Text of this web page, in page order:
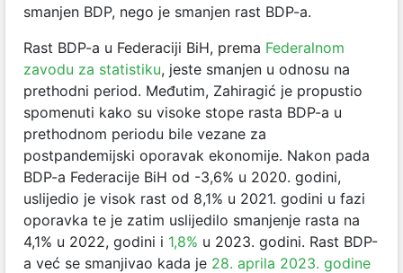
smanjen BDP, nego je smanjen rast BDP-a.
Rast BDP-a u Federaciji BiH, prema Federalnom
zavodu za statistiku, jeste smanjen u odnosu na
prethodni period. Međutim, Zahiragić je propustio
spomenuti kako su visoke stope rasta BDP-a u
prethodnom periodu bile vezane za
postpandemijski oporavak ekonomije. Nakon pada
BDP-a Federacije BiH od -3,6% u 2020. godini,
uslijedio je visok rast od 8,1% u 2021. godini u fazi
oporavka te je zatim uslijedilo smanjenje rasta na
4,1% u 2022, godini i 1,8% u 2023. godini. Rast BDP-
a već se smanjivao kada je 28. aprila 2023. godine